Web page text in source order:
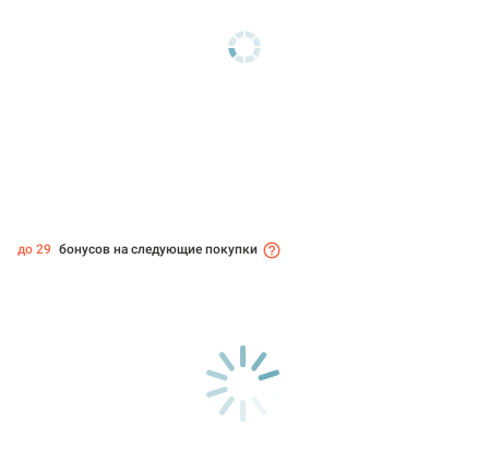
до 29 бонусов на следующие покупки